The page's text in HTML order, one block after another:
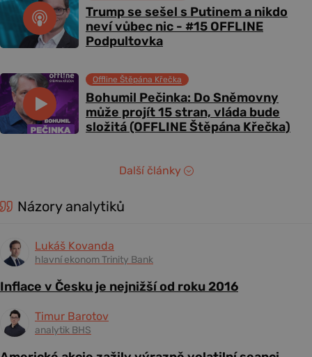
Trump se sešel s Putinem a nikdo
neví vůbec nic - #15 OFFLINE
Podpultovka
Bohumil Pečinka: Do Sněmovny
může projít 15 stran, vláda bude
složitá (OFFLINE Štěpána Křečka)
Offline Štěpána Křečka
Další články
Názory analytiků
Lukáš Kovanda
hlavní ekonom Trinity Bank
Inflace v Česku je nejnižší od roku 2016
Timur Barotov
analytik BHS